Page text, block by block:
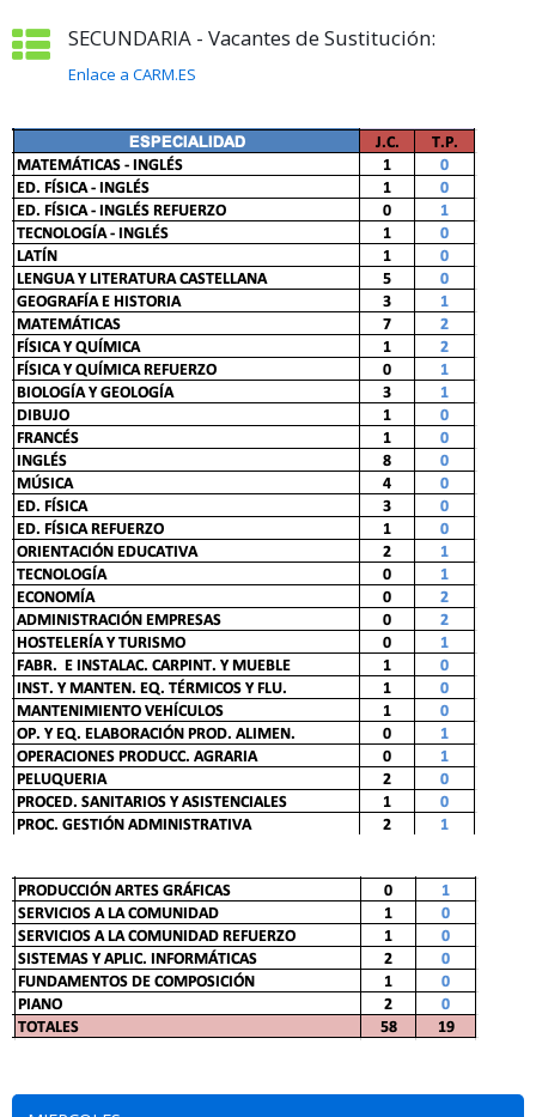
SECUNDARIA - Vacantes de Sustitución:
Enlace a CARM.ES